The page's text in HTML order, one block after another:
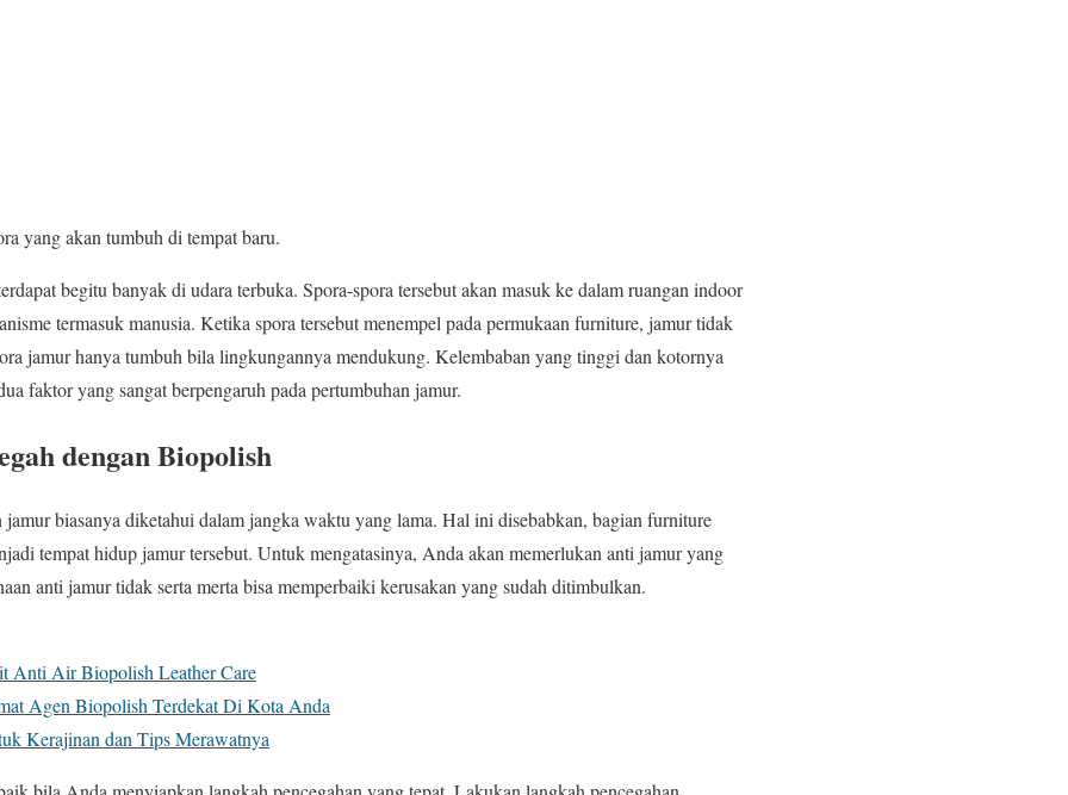
yang akan tumbuh di tempat baru.
begitu banyak di udara terbuka. Spora-spora tersebut akan masuk ke dalam ruangan indoor
termasuk manusia. Ketika spora tersebut menempel pada permukaan furniture, jamur tidak
jamur hanya tumbuh bila lingkungannya mendukung. Kelembaban yang tinggi dan kotornya
faktor yang sangat berpengaruh pada pertumbuhan jamur.
dengan Biopolish
biasanya diketahui dalam jangka waktu yang lama. Hal ini disebabkan, bagian furniture
tempat hidup jamur tersebut. Untuk mengatasinya, Anda akan memerlukan anti jamur yang
anti jamur tidak serta merta bisa memperbaiki kerusakan yang sudah ditimbulkan.
Anti Air Biopolish Leather Care
Agen Biopolish Terdekat Di Kota Anda
Kerajinan dan Tips Merawatnya